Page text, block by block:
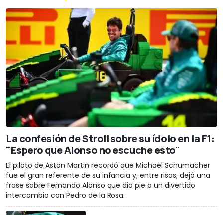
La confesión de Stroll sobre su ídolo en la F1:
"Espero que Alonso no escuche esto"
El piloto de Aston Martin recordó que Michael Schumacher
fue el gran referente de su infancia y, entre risas, dejó una
frase sobre Fernando Alonso que dio pie a un divertido
intercambio con Pedro de la Rosa.